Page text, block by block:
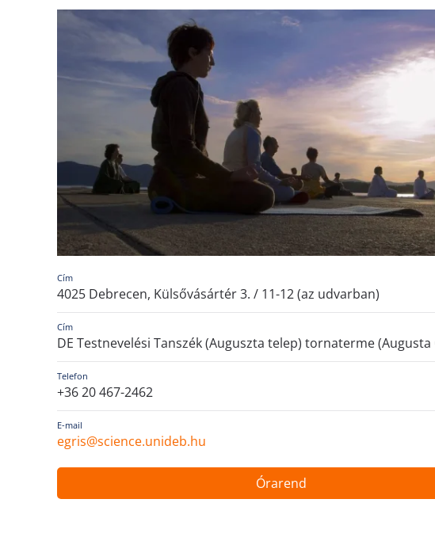
Cím
4025 Debrecen, Külsővásártér 3. / 11-12 (az udvarban)
Cím
DE Testnevelési Tanszék (Auguszta telep) tornaterme (Augusta
Telefon
+36 20 467-2462
E-mail
egris@science.unideb.hu
Órarend